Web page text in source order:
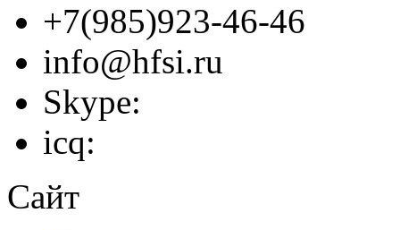
+7(985)923-46-46
info@hfsi.ru
Skype:
icq:
Сайт